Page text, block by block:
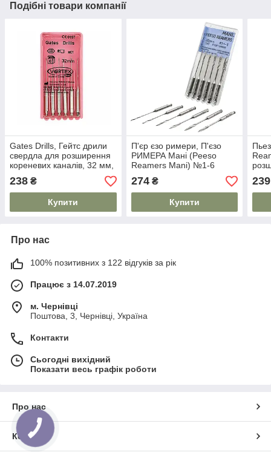
Подібні товари компанії
Gates Drills, Гейтс дрили
свердла для розширення
кореневих каналів, 32 мм,
238 ₴
Купити
П'єр єзо римери, П'єзо
РИМЕРА Мані (Peeso
Reamers Mani) №1-6
274₴
Купити
239
Про нас
100% позитивних з 122 відгуків за рік
Працює з 14.07.2019
м. Чернівці
Поштова, 3, Чернівці, Україна
Контакти
Сьогодні вихідний
Показати весь графік роботи
Про нас
Контакти